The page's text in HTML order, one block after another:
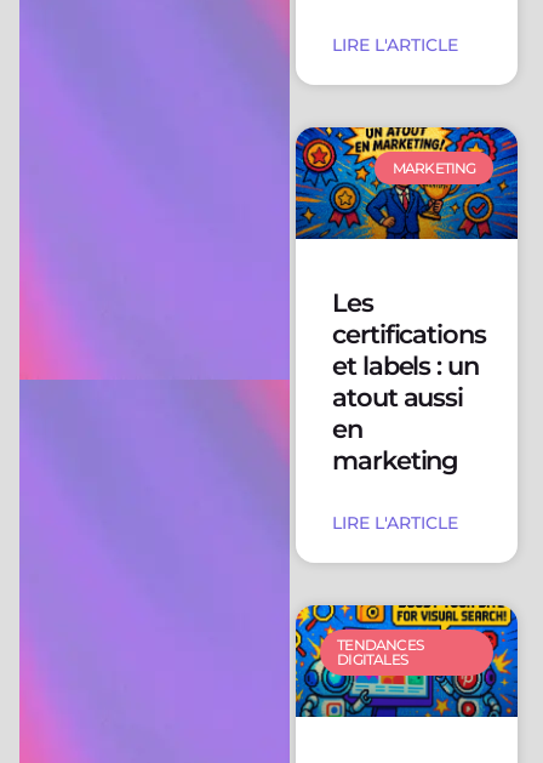
LIRE L'ARTICLE
MARKETING
Les
certifications
et labels : un
atout aussi
en
marketing
LIRE L'ARTICLE
TENDANCES
DIGITALES